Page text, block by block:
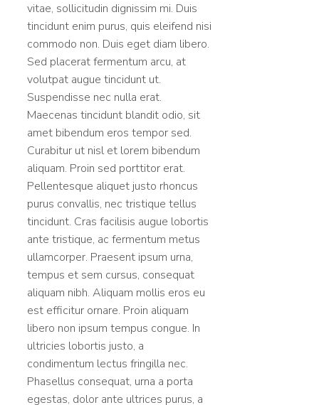
vitae, sollicitudin dignissim mi. Duis
tincidunt enim purus, quis eleifend nisi
commodo non. Duis eget diam libero.
Sed placerat fermentum arcu, at
volutpat augue tincidunt ut.
Suspendisse nec nulla erat.
Maecenas tincidunt blandit odio, sit
amet bibendum eros tempor sed.
Curabitur ut nisl et lorem bibendum
aliquam. Proin sed porttitor erat.
Pellentesque aliquet justo rhoncus
purus convallis, nec tristique tellus
tincidunt. Cras facilisis augue lobortis
ante tristique, ac fermentum metus
ullamcorper. Praesent ipsum urna,
tempus et sem cursus, consequat
aliquam nibh. Aliquam mollis eros eu
est efficitur ornare. Proin aliquam
libero non ipsum tempus congue. In
ultricies lobortis justo, a
condimentum lectus fringilla nec.
Phasellus consequat, urna a porta
egestas, dolor ante ultrices purus, a